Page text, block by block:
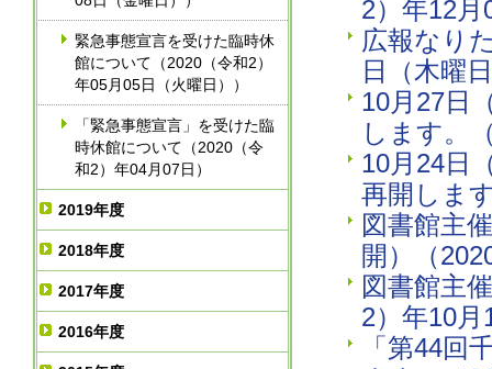
緊急事態宣言を受けた臨時休
館について（2020（令和2）
年05月05日（火曜日））
「緊急事態宣言」を受けた臨
時休館について（2020（令
和2）年04月07日）
2019年度
2018年度
2017年度
2016年度
2）年12
広報なり
日（木曜
10月27日
します。
10月24日
再開しま
図書館主
開）（
図書館主
2）年10
「第44回